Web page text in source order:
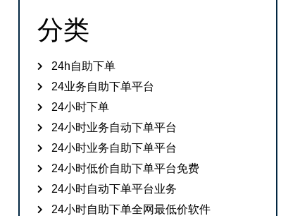
分类
24h自助下单
24业务自助下单平台
24小时下单
24小时业务自动下单平台
24小时业务自助下单平台
24小时低价自助下单平台免费
24小时自动下单平台业务
24小时自助下单全网最低价软件